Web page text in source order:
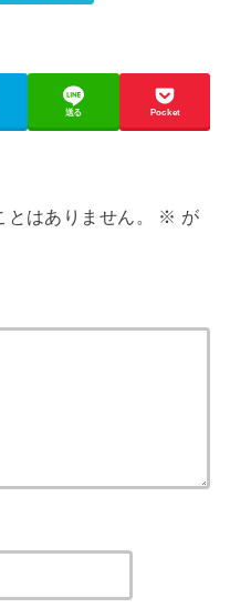
送る Pocket
はありません。 ※ が